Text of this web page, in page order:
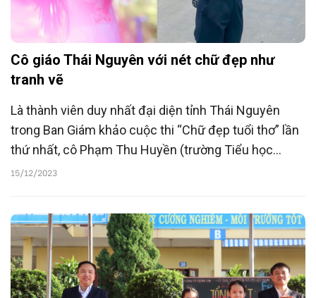
Cô giáo Thái Nguyên với nét chữ đẹp như
tranh vẽ
Là thành viên duy nhất đại diện tỉnh Thái Nguyên
trong Ban Giám khảo cuộc thi “Chữ đẹp tuổi thơ” lần
thứ nhất, cô Phạm Thu Huyền (trường Tiểu học
Hương Sơn, Thái Nguyên) luôn hạnh phúc khi lựa
15/12/2023